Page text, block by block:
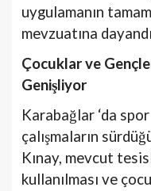
uygulamanın
mevzuatına
Çocuklar ve
Genişliyor
Karabağlar ‘da spor
çalışmaların
Kınay, mevcut
kullanılması ve